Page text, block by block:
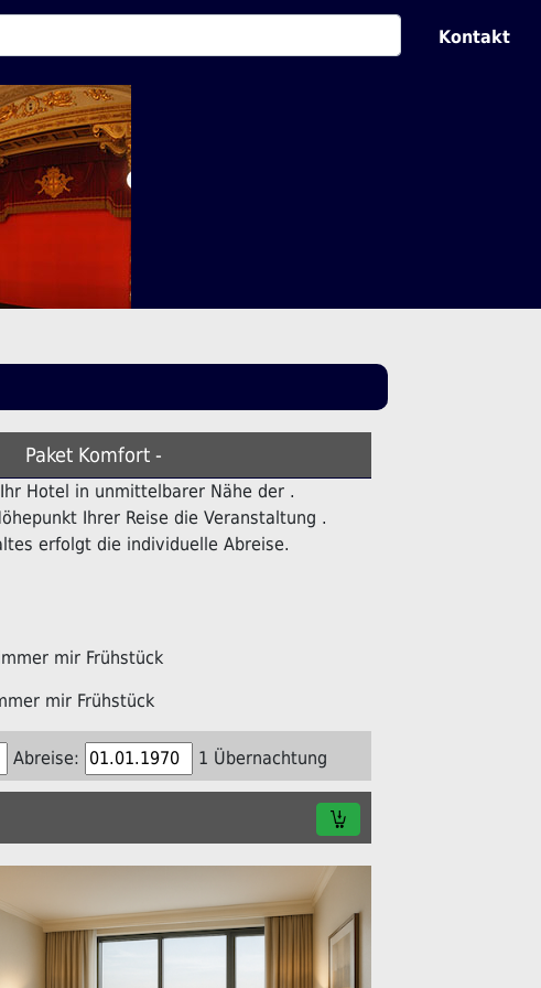
Kontakt
Paket Komfort -
Hotel in unmittelbarer Nähe der .
Ihrer Reise die Veranstaltung .
erfolgt die individuelle Abreise.
mir Frühstück
mir Frühstück
Abreise: 1 Übernachtung